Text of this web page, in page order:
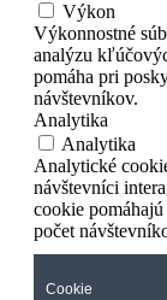
Výkon
Výkonnostné
analýzu
pomáha pri
návštevníkov.
Analytika
Analytika
Analytické
návštevníci
cookie
počet
Cookie